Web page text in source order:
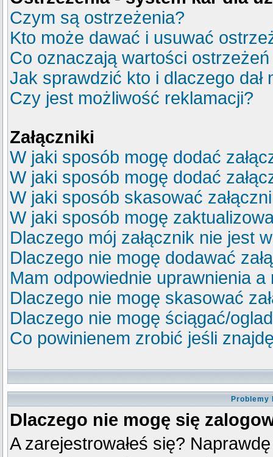
Czym są ostrzeżenia?
Kto może dawać i usuwać
Co oznaczają wartości
Jak sprawdzić kto i dlaczego dał
Czy jest możliwość reklamacji?
Załączniki
W jaki sposób mogę dodać
W jaki sposób mogę dodać
W jaki sposób skasować
W jaki sposób mogę
Dlaczego mój załącznik nie jest
Dlaczego nie mogę dodawać
Mam odpowiednie uprawnienia
Dlaczego nie mogę skasować
Dlaczego nie mogę ściągać/
Co powinienem zrobić jeśli
Problemy
Dlaczego nie mogę się
A zarejestrowałeś się?